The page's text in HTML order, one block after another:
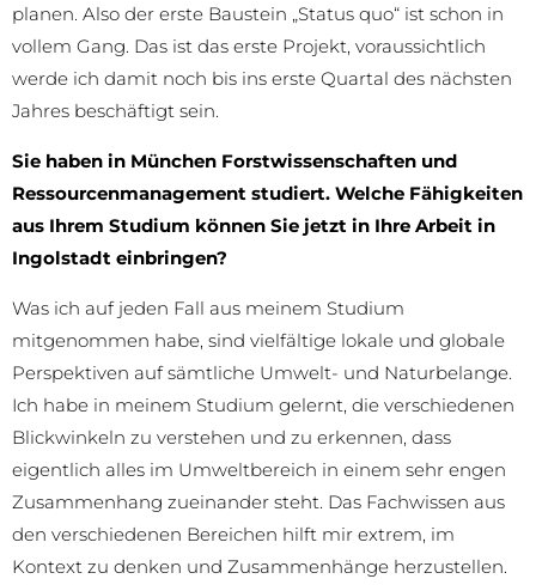
planen. Also der erste Baustein „Status quo“ ist schon in
vollem Gang. Das ist das erste Projekt, voraussichtlich
werde ich damit noch bis ins erste Quartal des nächsten
Jahres beschäftigt sein.
Sie haben in München Forstwissenschaften und
Ressourcenmanagement studiert. Welche Fähigkeiten
aus Ihrem Studium können Sie jetzt in Ihre Arbeit in
Ingolstadt einbringen?
Was ich auf jeden Fall aus meinem Studium
mitgenommen habe, sind vielfältige lokale und globale
Perspektiven auf sämtliche Umwelt- und Naturbelange.
Ich habe in meinem Studium gelernt, die verschiedenen
Blickwinkeln zu verstehen und zu erkennen, dass
eigentlich alles im Umweltbereich in einem sehr engen
Zusammenhang zueinander steht. Das Fachwissen aus
den verschiedenen Bereichen hilft mir extrem, im
Kontext zu denken und Zusammenhänge herzustellen.